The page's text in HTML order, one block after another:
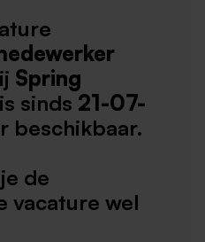
Spring
is sinds 21-07-
beschikbaar.
de
vacature wel